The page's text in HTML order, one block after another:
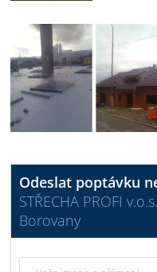
Odeslat poptávku
STŘECHA PROFI
Borovany